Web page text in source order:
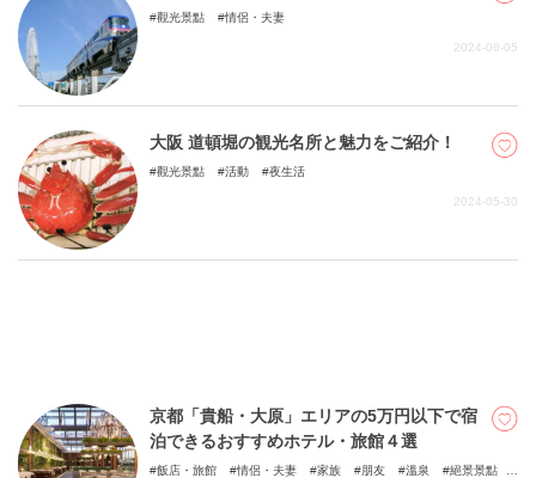
觀光景點 情侶・夫妻
2024-06-05
大阪 道頓堀の観光名所と魅力をご紹介！
觀光景點 活動 夜生活
2024-05-30
京都「貴船・大原」エリアの5万円以下で宿
泊できるおすすめホテル・旅館４選
飯店・旅館 情侶・夫妻 家族 朋友 溫泉
絕景景點